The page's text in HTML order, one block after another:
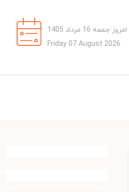
امروز جمعه 16 مرداد 1405
Friday 07 August 2026